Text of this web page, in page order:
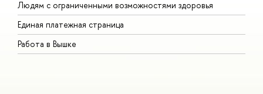
Людям с ограниченными возможностями здоровья
Единая платежная страница
Работа в Вышке